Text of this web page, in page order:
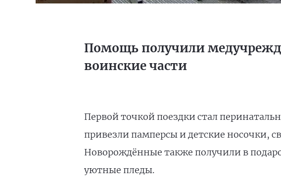
Помощь получили
воинские части
Первой точкой поездки стал
привезли памперсы и детские носочки,
Новорождённые также получили в
уютные пледы.